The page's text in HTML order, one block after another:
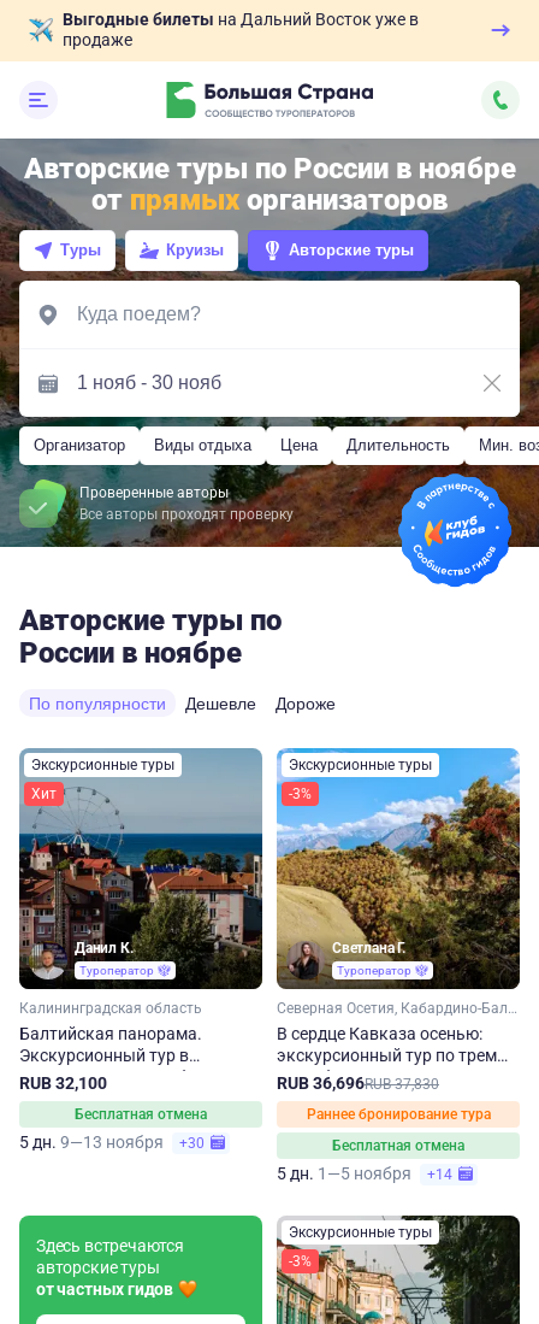
Выгодные билеты на Дальний Восток уже в
продаже
Авторские туры по России в ноябре
от прямых организаторов
Туры Круизы Авторские туры
Организатор Виды отдыха Цена Длительность Мин.
Проверенные авторы
Все авторы проходят проверку
Авторские туры по
России в ноябре
По популярности Дешевле Дороже
Экскурсионные туры
Хит
Данил К.
Туроператор
Калининградская область
Балтийская панорама.
Экскурсионный тур в
Калининградскую область
RUB 32,100
Бесплатная отмена
5 дн. 9—13 ноября +30
Экскурсионные туры
-3%
Светлана Г.
Туроператор
Северная Осетия, Кабардино-Балкария, Ингушетия, Кавказ
В сердце Кавказа осенью:
экскурсионный тур по трем
республикам
RUB 36,696RUB 37,830
Раннее бронирование тура
Бесплатная отмена
5 дн. 1—5 ноября +14
Здесь встречаются
авторские туры
от частных гидов
Экскурсионные туры
-3%